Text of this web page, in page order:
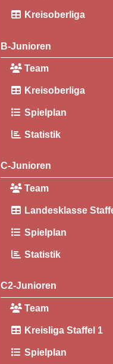
Kreisoberliga
B-Junioren
Team
Kreisoberliga
Spielplan
Statistik
C-Junioren
Team
Landesklasse
Spielplan
Statistik
C2-Junioren
Team
Kreisliga Staffel 1
Spielplan